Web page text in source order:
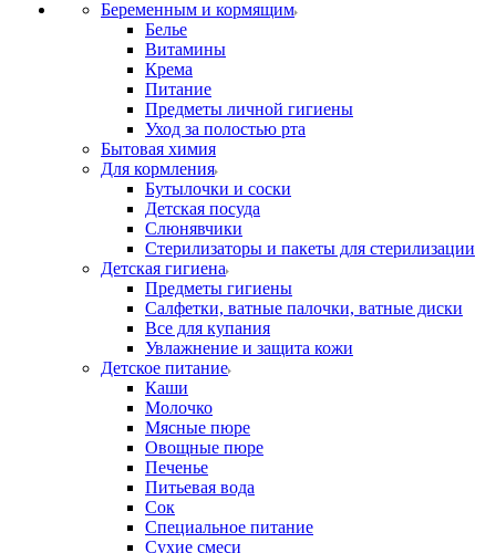
Беременным и кормящим
Белье
Витамины
Крема
Питание
Предметы личной гигиены
Уход за полостью рта
Бытовая химия
Для кормления
Бутылочки и соски
Детская посуда
Слюнявчики
Стерилизаторы и пакеты для стерилизации
Детская гигиена
Предметы гигиены
Салфетки, ватные палочки, ватные диски
Все для купания
Увлажнение и защита кожи
Детское питание
Каши
Молочко
Мясные пюре
Овощные пюре
Печенье
Питьевая вода
Сок
Специальное питание
Сухие смеси